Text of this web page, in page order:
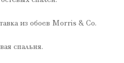
из обоев Morris & Co.
спальня.